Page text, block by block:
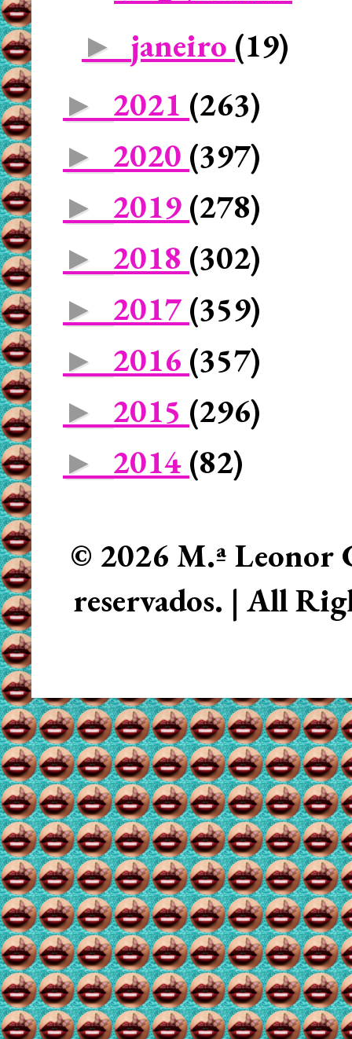
► janeiro (19)
► 2021 (263)
► 2020 (397)
► 2019 (278)
► 2018 (302)
► 2017 (359)
► 2016 (357)
► 2015 (296)
► 2014 (82)
© 2026 M.ª Leonor
reservados. | All